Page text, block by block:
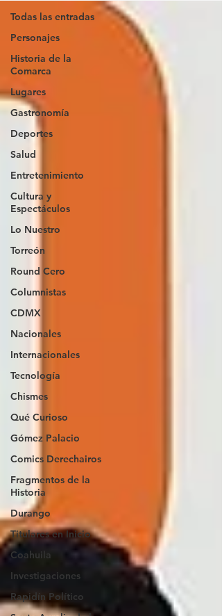
Todas las entradas
Personajes
Historia de la
Comarca
Lugares
Gastronomía
Deportes
Salud
Entretenimiento
Cultura y
Espectáculos
Lo Nuestro
Torreón
Round Cero
Columnistas
CDMX
Nacionales
Internacionales
Tecnología
Chismes
Qué Curioso
Gómez Palacio
Comics Derechairos
Fragmentos de la
Historia
Durango
Titulares en Inicio
Coahuila
Investigaciones
Rapidín Político